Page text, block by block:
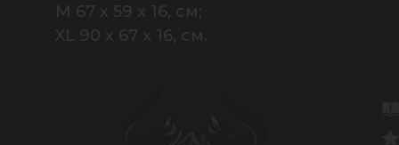
M 67 x 59 x 16, см;
XL 90 x 67 x 16, см.